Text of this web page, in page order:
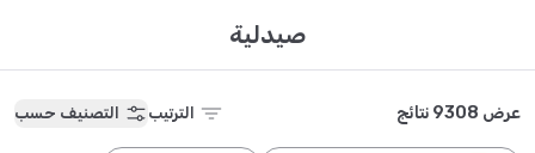
صيدلية
عرض 9308 نتائج الترتيب التصنيف حسب